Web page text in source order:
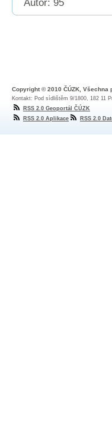
Autor: 95
Copyright © 2010 ČÚZK, Všechna
Kontakt: Pod sídlištěm 9/1800, 182 11
RSS 2.0 Geoportál ČÚZK
RSS 2.0 Aplikace
RSS 2.0